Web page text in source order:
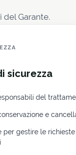
Garante.
sicurezza
del
e
per gestire le